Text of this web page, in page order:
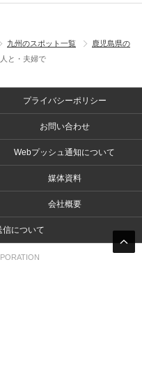
九州のスポット一覧
鹿児島県の
と・夫婦で
プライバシーポリシー
お問い合わせ
Webプッシュ通知について
媒体資料
会社概要
信について